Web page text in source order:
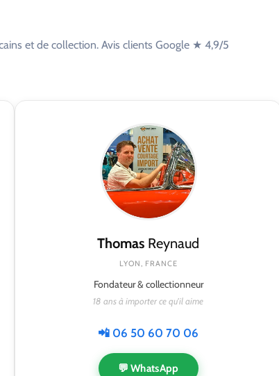
et de collection. Avis clients Google ★ 4,9/5
Thomas Reynaud
LYON, FRANCE
Fondateur & collectionneur
18 ans à importer ce qu'il aime
📲 06 50 60 70 06
💬 WhatsApp